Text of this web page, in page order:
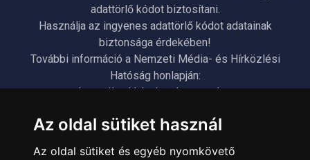
Az oldal sütiket használ
Az oldal sütiket és egyéb nyomkövető
adattörlő kódot biztosítani.
Használja az ingyenes adattörlő kódot adatainak
biztonsága érdekében!
További információ a Nemzeti Média- és Hírközlési
Hatóság honlapján:
https://nmhh.hu/veglegestorles
Elérhetőségek